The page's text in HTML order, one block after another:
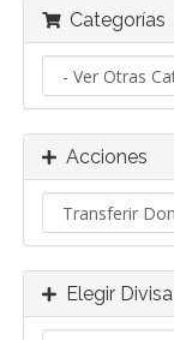
Categorías
Acciones
Elegir Divisa